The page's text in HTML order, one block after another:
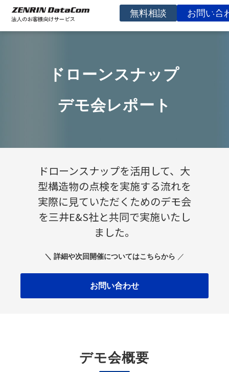
無料相談 お問い合
お役立ち資料
コラム
ドローンスナップ
デモ会レポート
ドローンスナップを活用して、大
型構造物の点検を実施する流れを
実際に見ていただくためのデモ会
を三井E&S社と共同で実施いたし
ました。
＼ 詳細や次回開催についてはこちらから ／
お問い合わせ
デモ会概要